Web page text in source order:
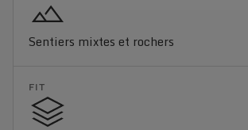
Sentiers mixtes et rochers
FIT